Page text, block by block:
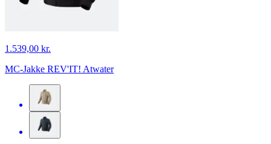
1.539,00 kr.
MC-Jakke REV'IT! Atwater